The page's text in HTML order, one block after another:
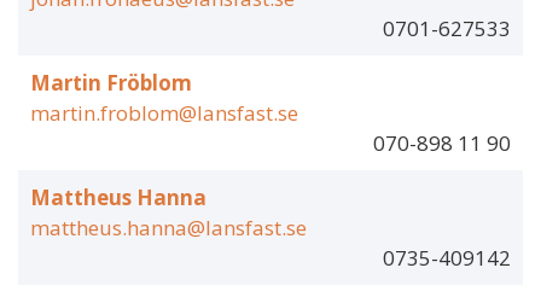
0701-627533
Martin Fröblom
martin.froblom@lansfast.se
070-898 11 90
Mattheus Hanna
mattheus.hanna@lansfast.se
0735-409142